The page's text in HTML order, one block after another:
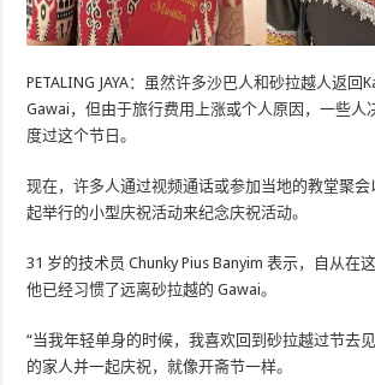
PETALING JAYA：虽然许多沙巴人和砂拉越人返回
Gawai，但由于旅行费用上涨或个人原因，一些人
度过这个节日。
现在，许多人通过视频通话或参加当地的教堂聚
起举行的小型庆祝活动来纪念庆祝活动。
31 岁的技术员 Chunky Pius Banyim 表示，自从在
他已经习惯了远离砂拉越的 Gawai。
“当我年轻单身的时候，我喜欢回到砂拉越过节去
的家人并一起庆祝，就像开斋节一样。